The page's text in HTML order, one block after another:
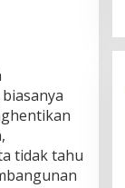
tidak tahu